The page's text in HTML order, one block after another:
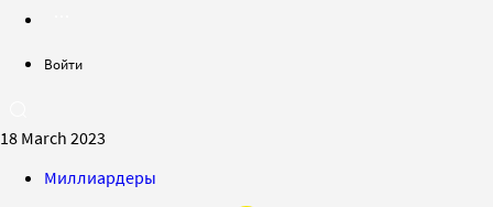
Войти
18 March 2023
Миллиардеры